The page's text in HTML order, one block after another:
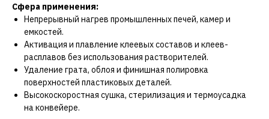
Сфера применения:
Непрерывный нагрев промышленных печей, камер и
емкостей.
Активация и плавление клеевых составов и клеев-
расплавов без использования растворителей.
Удаление грата, облоя и финишная полировка
поверхностей пластиковых деталей.
Высокоскоростная сушка, стерилизация и термоусадка
на конвейере.